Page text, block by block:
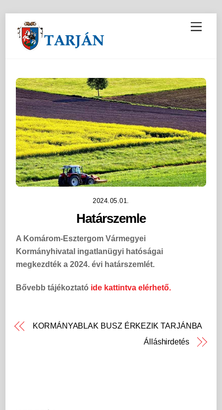
M
e
2024.05.01.
Határszemle
A Komárom-Esztergom Vármegyei
Kormányhivatal ingatlanügyi hatóságai
megkezdték a 2024. évi határszemlét.
Bővebb tájékoztató ide kattintva elérhető.
KORMÁNYABLAK BUSZ ÉRKEZIK TARJÁNBA
Álláshirdetés